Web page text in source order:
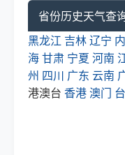
省份历史天气查
黑龙江 吉林辽宁
海甘肃 宁夏 河南
州 四川 广东 云南
港澳台 香港澳门